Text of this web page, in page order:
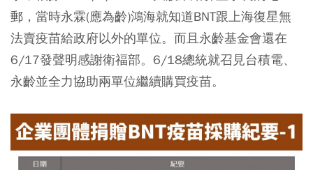
郵，當時永霖(應為齡)鴻海就知道BNT跟上海復星無
法賣疫苗給政府以外的單位。而且永齡基金會還在
6/17發聲明感謝衛福部。6/18總統就召見台積電、
永齡並全力協助兩單位繼續購買疫苗。